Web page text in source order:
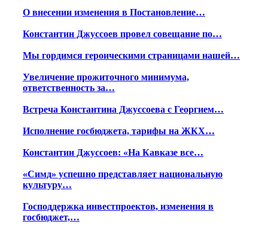
О внесении изменения в Постановление…
Константин Джуссоев провел совещание по…
Мы гордимся героическими страницами нашей…
Увеличение прожиточного минимума,
ответственность за…
Встреча Константина Джуссоева с Георгием…
Исполнение госбюджета, тарифы на ЖКХ…
Константин Джуссоев: «На Кавказе все…
«Симд» успешно представляет национальную
культуру…
Господдержка инвестпроектов, изменения в
госбюджет,…